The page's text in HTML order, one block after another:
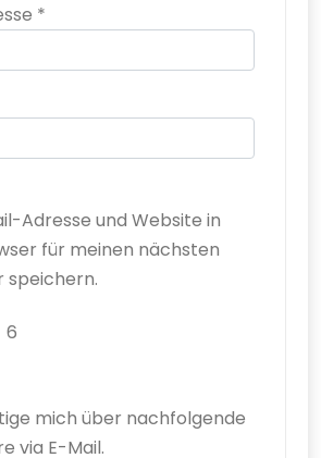
*
Adresse und Website in
für meinen nächsten
speichern.
6
mich über nachfolgende
via E-Mail.